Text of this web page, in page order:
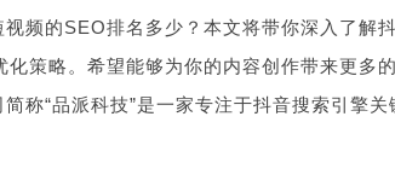
频的SEO排名多少？本文将带你深入了解
策略。希望能够为你的内容创作带来更多
称“品派科技”是一家专注于抖音搜索引擎关